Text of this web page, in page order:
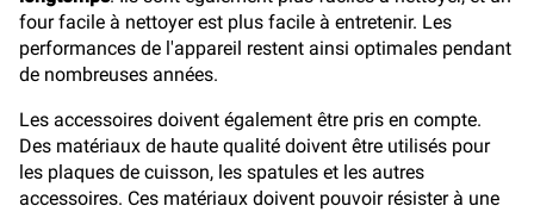
four facile à nettoyer est plus facile à entretenir. Les
performances de l'appareil restent ainsi optimales pendant
de nombreuses années.
Les accessoires doivent également être pris en compte.
Des matériaux de haute qualité doivent être utilisés pour
les plaques de cuisson, les spatules et les autres
accessoires. Ces matériaux doivent pouvoir résister à une